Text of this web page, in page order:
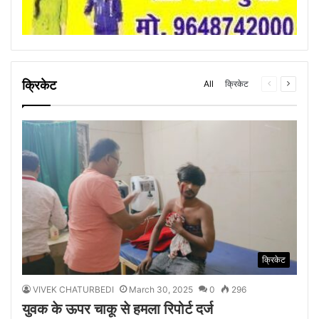
क्रिकेट All क्रिकेट
Previous
क्रिकेट
VIVEK CHATURBEDI March 30, 2025 0 296
युवक के ऊपर चाकू से हमला रिपोर्ट दर्ज